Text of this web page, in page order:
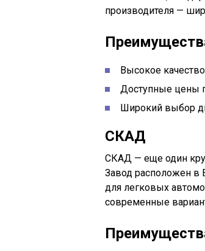
производителя —
Высокое
Доступные цены
Широкий выбор
СКАД
СКАД — еще один
Завод расположен в
для легковых
современные